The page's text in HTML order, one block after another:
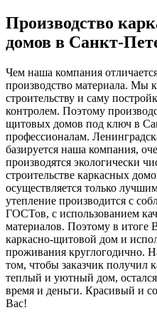
Производство
домов в Санкт-
Чем наша компания
производство материала. Мы
строительству и саму
контролем. Поэтому
щитовых домов под ключ в
профессионалам.
базируется наша компания,
производятся экологически
строительстве каркасных
осуществляется только
утепление производится с
ГОСТов, с использованием
материалов. Поэтому в
каркасно-щитовой дом и
проживания круглогодично.
том, чтобы заказчик получил
теплый и уютный дом,
время и деньги. Красивый и
Вас!